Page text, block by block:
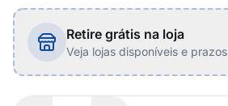
Retire grátis na loja
Veja lojas disponíveis e prazos